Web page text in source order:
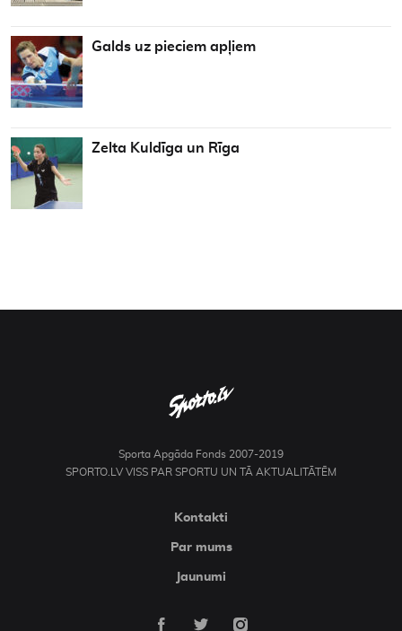
Galds uz pieciem apļiem
Zelta Kuldīga un Rīga
Sporta Apgāda Fonds 2007-2019
SPORTO.LV VISS PAR SPORTU UN TĀ AKTUALITĀTĒM
Kontakti
Par mums
Jaunumi